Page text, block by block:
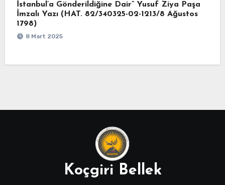
İstanbul’a Gönderildiğine Dair” Yusuf Ziya Paşa
İmzalı Yazı (HAT. 82/340325-02-1213/8 Ağustos
1798)
8 Mart 2025
Koçgiri Bellek